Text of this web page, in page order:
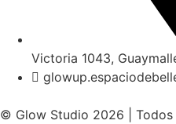
Victoria 1043,
© Glow Studio 2026 | Todos